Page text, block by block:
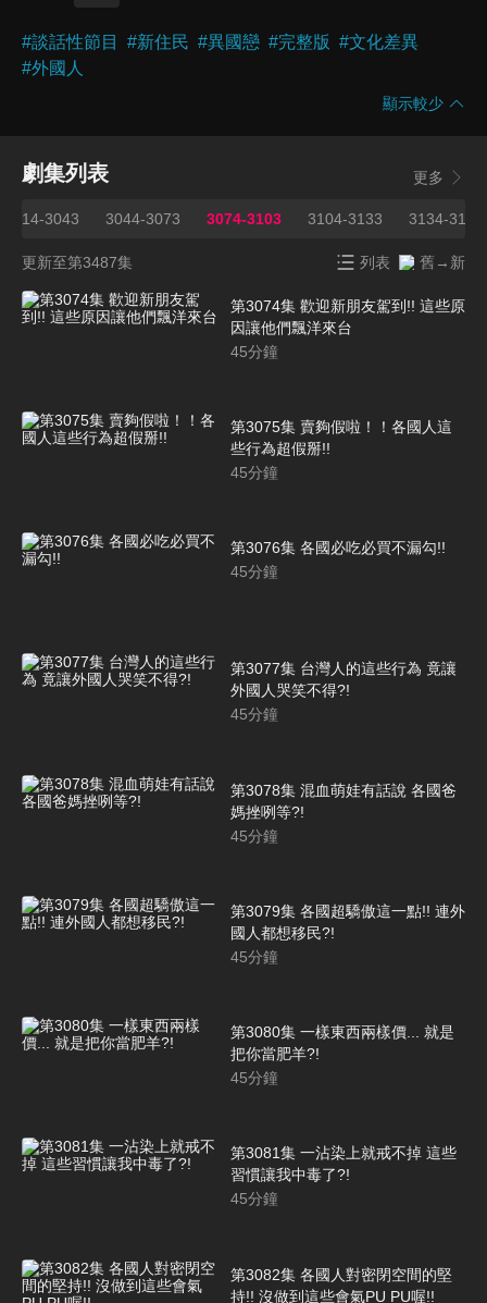
#談話性節目 #新住民 #異國戀 #完整版 #文化差異
#外國人
顯示較少
劇集列表 更多
3014-3043 3044-3073 3074-3103 3104-3133 3134-3163
更新至第3487集 列表 舊→新
第3074集 歡迎新朋友駕到!! 這些原
因讓他們飄洋來台
45分鐘
第3075集 賣夠假啦！！各國人這
些行為超假掰!!
45分鐘
第3076集 各國必吃必買不漏勾!!
45分鐘
第3077集 台灣人的這些行為 竟讓
外國人哭笑不得?!
45分鐘
第3078集 混血萌娃有話說 各國爸
媽挫咧等?!
45分鐘
第3079集 各國超驕傲這一點!! 連外
國人都想移民?!
45分鐘
第3080集 一樣東西兩樣價... 就是
把你當肥羊?!
45分鐘
第3081集 一沾染上就戒不掉 這些
習慣讓我中毒了?!
45分鐘
第3082集 各國人對密閉空間的堅
持!! 沒做到這些會氣PU PU喔!!